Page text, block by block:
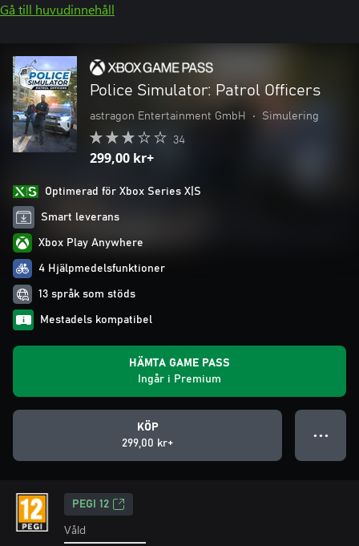
Gå till huvudinnehåll
Police Simulator: Patrol Officers
astragon Entertainment GmbH • Simulering
34
299,00 kr+
Optimerad för Xbox Series X|S
Smart leverans
Xbox Play Anywhere
4 Hjälpmedelsfunktioner
13 språk som stöds
Mestadels kompatibel
HÄMTA GAME PASS
Ingår i Premium
KÖP
299,00 kr+
● ● ●
PEGI 12
Våld